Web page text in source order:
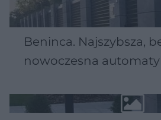
Beninca. Najszybsza,
nowoczesna